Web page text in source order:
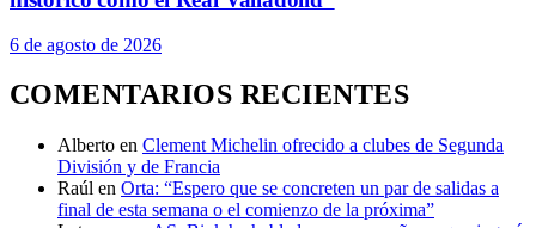
6 de agosto de 2026
COMENTARIOS RECIENTES
Alberto en Clement Michelin ofrecido a clubes de Segunda
División y de Francia
Raúl en Orta: “Espero que se concreten un par de salidas a
final de esta semana o el comienzo de la próxima”